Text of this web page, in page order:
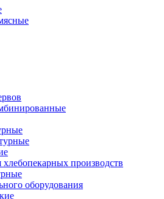
производств
оборудования